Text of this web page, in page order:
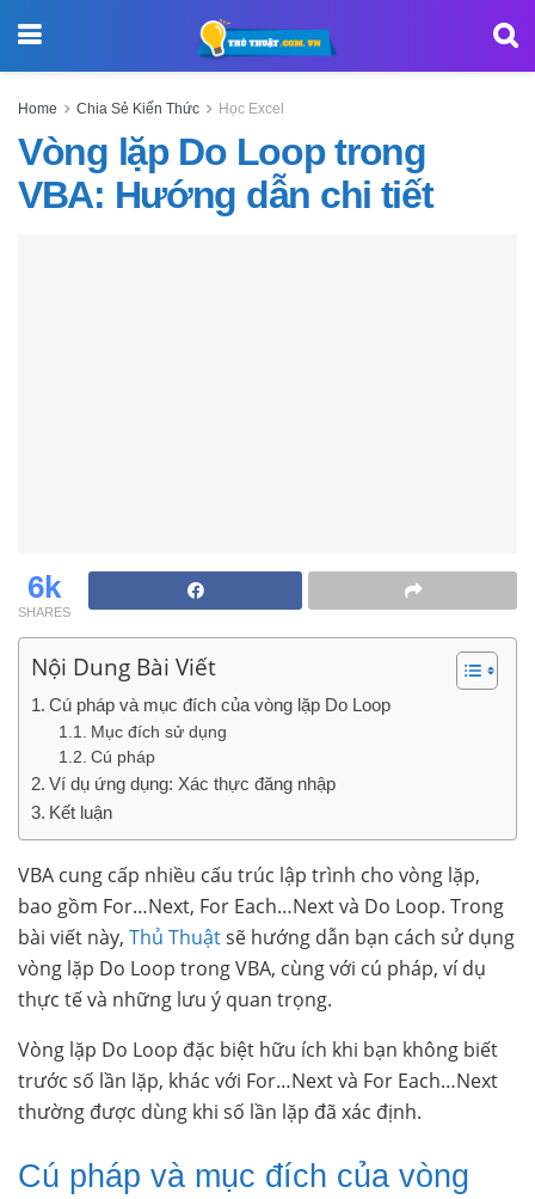
Home Chia Sẻ Kiến Thức Học Excel
Vòng lặp Do Loop trong
VBA: Hướng dẫn chi tiết
6k
SHARES
Nội Dung Bài Viết
Cú pháp và mục đích của vòng lặp Do Loop
Mục đích sử dụng
Cú pháp
Ví dụ ứng dụng: Xác thực đăng nhập
Kết luận
VBA cung cấp nhiều cấu trúc lập trình cho vòng lặp,
bao gồm For…Next, For Each…Next và Do Loop. Trong
bài viết này, Thủ Thuậtsẽ hướng dẫn bạn cách sử dụng
vòng lặp Do Loop trong VBA, cùng với cú pháp, ví dụ
thực tế và những lưu ý quan trọng.
Vòng lặp Do Loop đặc biệt hữu ích khi bạn không biết
trước số lần lặp, khác với For…Next và For Each…Next
thường được dùng khi số lần lặp đã xác định.
Cú pháp và mục đích của vòng